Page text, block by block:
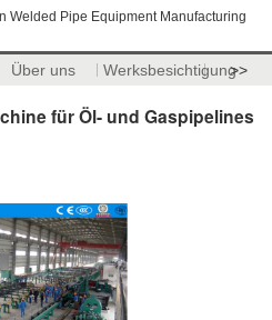
Welded Pipe Equipment Manufacturing
Über uns Werksbesichtigung>>
für Öl- und Gaspipelines